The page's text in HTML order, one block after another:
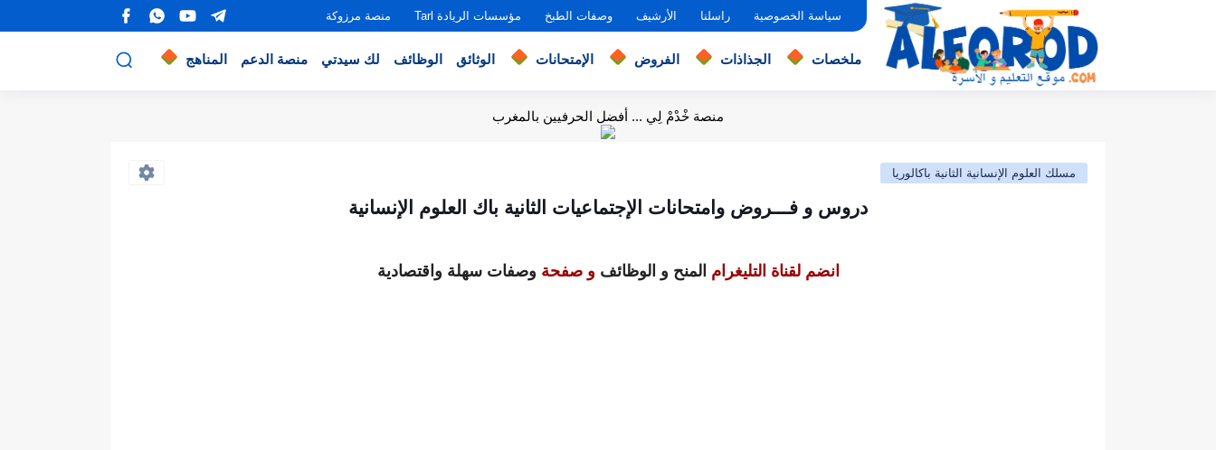
سياسة الخصوصية راسلنا الأرشيف وصفات الطبخ مؤسسات الريادة Tarl منصة مرزوكة
ملخصات الجذاذات الفروض الإمتحانات الوثائق الوظائف لك سيدتي منصة الدعم المناهج
منصة خْدْمْ لِي ... أفضل الحرفيين بالمغرب
مسلك العلوم الإنسانية الثانية باكالوريا
دروس و فـــروض وامتحانات الإجتماعيات الثانية باك العلوم الإنسانية
انضم لقناة التليغرام المنح و الوظائف و صفحة وصفات سهلة واقتصادية